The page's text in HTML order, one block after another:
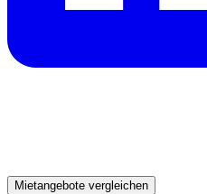
Mietangebote vergleichen